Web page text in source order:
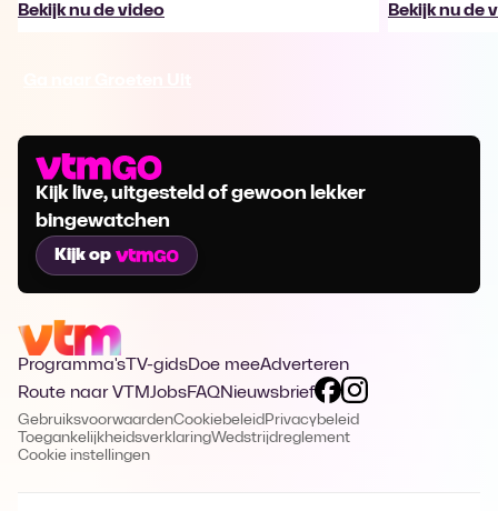
Bekijk nu de video Bekijk nu de
Kijk live, uitgesteld of gewoon lekker
bingewatchen
Kijk op
Programma's TV-gidsDoe meeAdverteren
Route naar VTMJobsFAQNieuwsbrief
GebruiksvoorwaardenCookiebeleid Privacybeleid
ToegankelijkheidsverklaringWedstrijdreglement
Cookie instellingen